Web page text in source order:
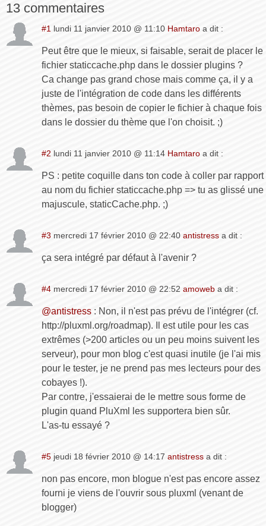
13 commentaires
#1 lundi 11 janvier 2010 @ 11:10 Hamtaro a dit :
Peut être que le mieux, si faisable, serait de placer le
fichier staticcache.php dans le dossier plugins ?
Ca change pas grand chose mais comme ça, il y a
juste de l'intégration de code dans les différents
thèmes, pas besoin de copier le fichier à chaque fois
dans le dossier du thème que l'on choisit. ;)
#2 lundi 11 janvier 2010 @ 11:14 Hamtaro a dit :
PS : petite coquille dans ton code à coller par rapport
au nom du fichier staticcache.php => tu as glissé une
majuscule, staticCache.php. ;)
#3 mercredi 17 février 2010 @ 22:40 antistress a dit :
ça sera intégré par défaut à l'avenir ?
#4 mercredi 17 février 2010 @ 22:52 amoweb a dit :
@antistress : Non, il n'est pas prévu de l'intégrer (cf.
http://pluxml.org/roadmap). Il est utile pour les cas
extrêmes (>200 articles ou un peu moins suivent les
serveur), pour mon blog c'est quasi inutile (je l'ai mis
pour le tester, je ne prend pas mes lecteurs pour des
cobayes !).
Par contre, j'essaierai de le mettre sous forme de
plugin quand PluXml les supportera bien sûr.
L'as-tu essayé ?
#5 jeudi 18 février 2010 @ 14:17 antistress a dit :
non pas encore, mon blogue n'est pas encore assez
fourni je viens de l'ouvrir sous pluxml (venant de
blogger)